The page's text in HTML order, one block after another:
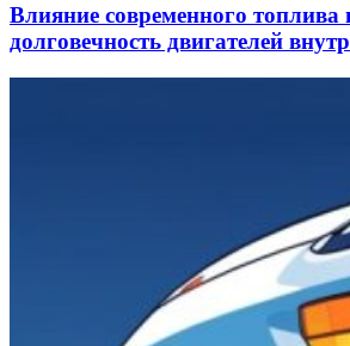
Влияние современного топлива
долговечность двигателей